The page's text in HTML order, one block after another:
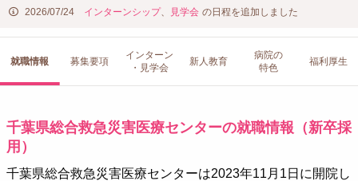
2026/07/24 インターンシップ、 見学会 の日程を追加しました
就職情報 募集要項
インターン
・見学会
新人教育
病院の
特色
福利厚生
千葉県総合救急災害医療センターの就職情報（新卒採
用）
千葉県総合救急災害医療センターは2023年11月1日に開院し